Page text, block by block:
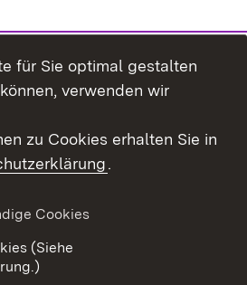
Erklärung zur
für Sie optimal gestalten
verwenden wir
zu Cookies erhalten Sie in
.
Cookies
(Siehe